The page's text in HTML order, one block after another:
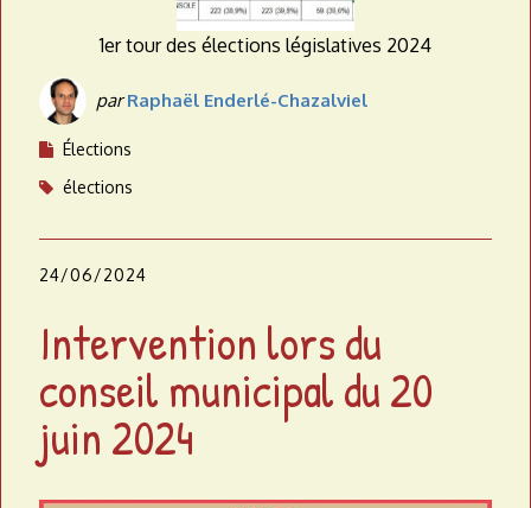
1er tour des élections législatives 2024
parRaphaël Enderlé-Chazalviel
Élections
élections
24/06/2024
Intervention lors du
conseil municipal du 20
juin 2024